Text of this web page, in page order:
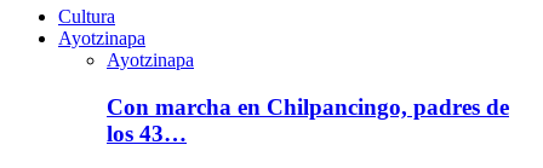
Cultura
Ayotzinapa
Ayotzinapa
Con marcha en Chilpancingo, padres de
los 43…